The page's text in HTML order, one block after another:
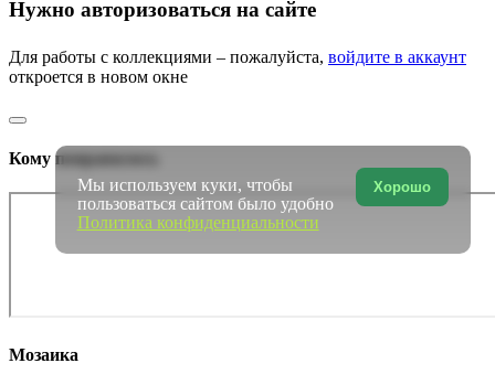
Нужно авторизоваться на сайте
Для работы с коллекциями – пожалуйста, войдите в аккаунт
откроется в новом окне
Кому понравилось
Мозаика
Хорошо
Мы используем куки, чтобы
пользоваться сайтом было удобно
Политика конфиденциальности